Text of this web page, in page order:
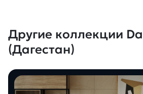
Другие коллекции
(Дагестан)